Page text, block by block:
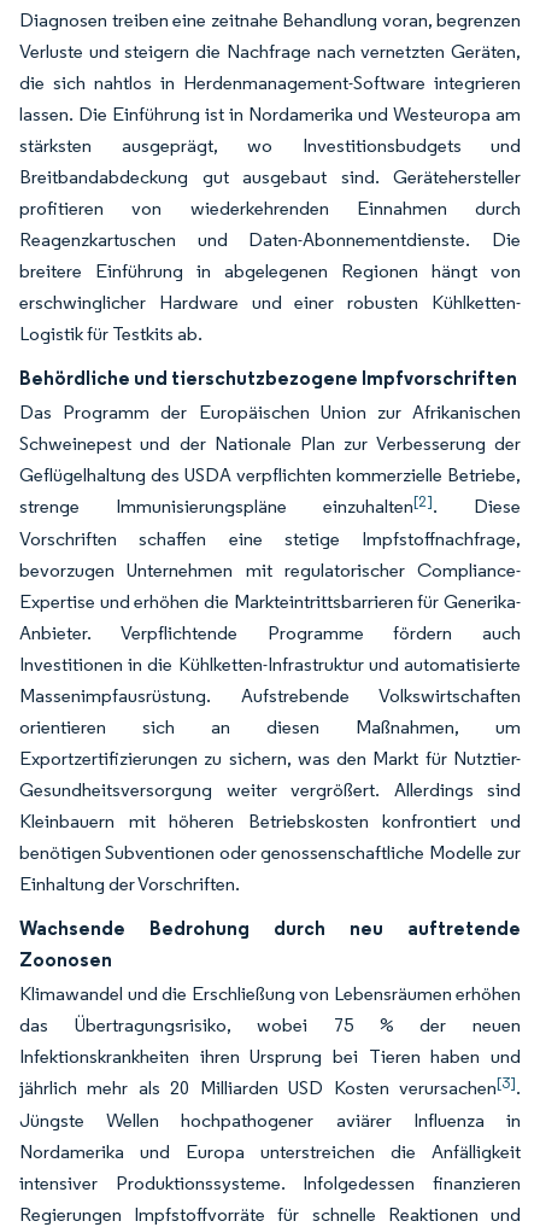
Diagnosen treiben eine zeitnahe Behandlung voran, begrenzen
Verluste und steigern die Nachfrage nach vernetzten Geräten,
die sich nahtlos in Herdenmanagement-Software integrieren
lassen. Die Einführung ist in Nordamerika und Westeuropa am
stärksten ausgeprägt, wo Investitionsbudgets und
Breitbandabdeckung gut ausgebaut sind. Gerätehersteller
profitieren von wiederkehrenden Einnahmen durch
Reagenzkartuschen und Daten-Abonnementdienste. Die
breitere Einführung in abgelegenen Regionen hängt von
erschwinglicher Hardware und einer robusten Kühlketten-
Logistik für Testkits ab.
Behördliche und tierschutzbezogene Impfvorschriften
Das Programm der Europäischen Union zur Afrikanischen
Schweinepest und der Nationale Plan zur Verbesserung der
Geflügelhaltung des USDA verpflichten kommerzielle Betriebe,
strenge Immunisierungspläne einzuhalten[2]. Diese
Vorschriften schaffen eine stetige Impfstoffnachfrage,
bevorzugen Unternehmen mit regulatorischer Compliance-
Expertise und erhöhen die Markteintrittsbarrieren für Generika-
Anbieter. Verpflichtende Programme fördern auch
Investitionen in die Kühlketten-Infrastruktur und automatisierte
Massenimpfausrüstung. Aufstrebende Volkswirtschaften
orientieren sich an diesen Maßnahmen, um
Exportzertifizierungen zu sichern, was den Markt für Nutztier-
Gesundheitsversorgung weiter vergrößert. Allerdings sind
Kleinbauern mit höheren Betriebskosten konfrontiert und
benötigen Subventionen oder genossenschaftliche Modelle zur
Einhaltung der Vorschriften.
Wachsende Bedrohung durch neu auftretende
Zoonosen
Klimawandel und die Erschließung von Lebensräumen erhöhen
das Übertragungsrisiko, wobei 75 % der neuen
Infektionskrankheiten ihren Ursprung bei Tieren haben und
jährlich mehr als 20 Milliarden USD Kosten verursachen[3].
Jüngste Wellen hochpathogener aviärer Influenza in
Nordamerika und Europa unterstreichen die Anfälligkeit
intensiver Produktionssysteme. Infolgedessen finanzieren
Regierungen Impfstoffvorräte für schnelle Reaktionen und